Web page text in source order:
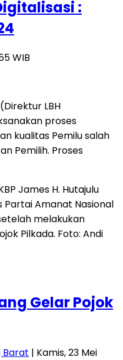
:
WIB
(Direktur LBH
proses
kualitas Pemilu salah
Pemilih. Proses
Gelar Pojok
Barat | Kamis, 23 Mei